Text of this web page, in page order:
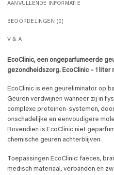
AANVULLENDE INFORMATIE
BEOORDELINGEN (0)
V & A
EcoClinic, een ongeparfumeerde
gezondheidszorg. EcoClinic – 1 liter
EcoClinic is een geureliminator op
Geuren verdwijnen wanneer zij in
complexe proteïnen-systemen,
onschadelijke en eenvoudigere
Bovendien is EcoClinic niet
chemische geuren achterblijven.
Toepassingen EcoClinic: faeces,
medisch materiaal, verbanden en